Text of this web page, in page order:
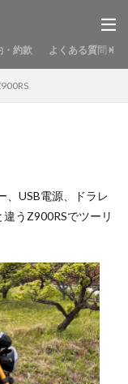
・約款 よくある質問
、USB電源、ドラレ
うZ900RSでツーリ